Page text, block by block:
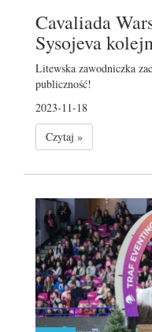
Cavaliada
Sysojeva
Litewska zawodniczka
publiczność!
2023-11-18
Czytaj »